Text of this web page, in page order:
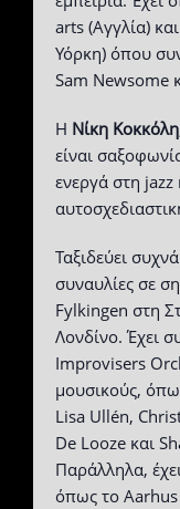
arts (Αγγλία)
Υόρκη) όπου
Sam Newsome
Η Νίκη Κοκκόλη
είναι
ενεργά στη jazz
Ταξιδεύει
συναυλίες σε
Fylkingen στη
Λονδίνο. Έχει
Improvisers
μουσικούς,
Lisa Ullén,
De Looze και
Παράλληλα,
όπως το Aarhus